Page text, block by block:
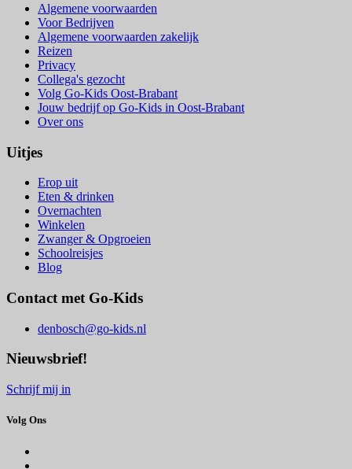
Algemene voorwaarden
Voor Bedrijven
Algemene voorwaarden zakelijk
Reizen
Privacy
Collega's gezocht
Volg Go-Kids Oost-Brabant
Jouw bedrijf op Go-Kids in Oost-Brabant
Over ons
Uitjes
Erop uit
Eten & drinken
Overnachten
Winkelen
Zwanger & Opgroeien
Schoolreisjes
Blog
Contact met Go-Kids
denbosch@go-kids.nl
Nieuwsbrief!
Schrijf mij in
Volg Ons